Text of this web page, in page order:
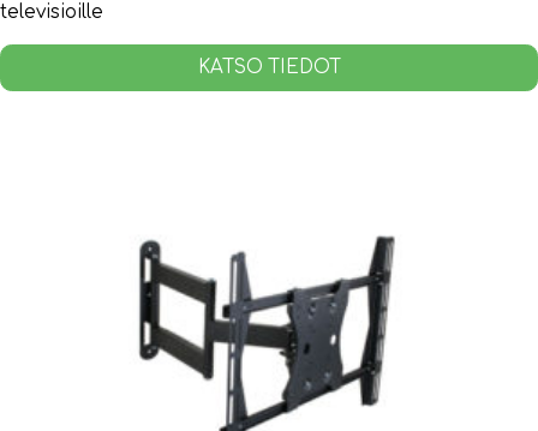
televisioille
KATSO TIEDOT